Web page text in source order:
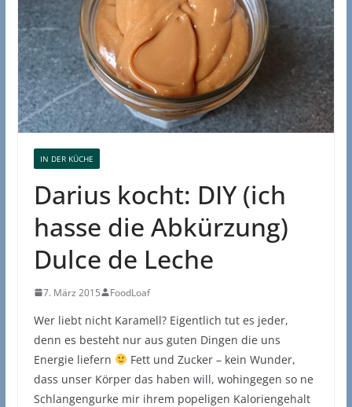
IN DER KÜCHE
Darius kocht: DIY (ich
hasse die Abkürzung)
Dulce de Leche
7. März 2015 FoodLoaf
Wer liebt nicht Karamell? Eigentlich tut es jeder,
denn es besteht nur aus guten Dingen die uns
Energie liefern
Fett und Zucker – kein Wunder,
dass unser Körper das haben will, wohingegen so ne
Schlangengurke mir ihrem popeligen Kaloriengehalt